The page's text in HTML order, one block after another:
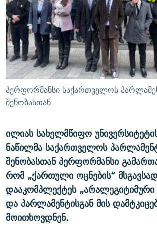
ᲛᲝᲚᲐᲞᲐᲠᲐᲙᲔ ᲢᲔᲥᲡᲢᲔᲑᲘ
ᲨᲘᲜ - ᲣᲪᲮᲝᲔᲗᲨᲘ
ᲚᲘᲢᲔᲠᲐᲢᲣᲠᲣᲚᲘ ᲬᲐᲮᲜᲐᲒᲔᲑᲘ
ᲐᲛᲔᲠᲘᲙᲣᲚᲘ ᲛᲝᲗᲮᲠᲝᲑᲐ
ᲘᲛᲞᲔᲠᲘᲐ ᲓᲐ ᲠᲐᲓᲘᲝ
ᲩᲔᲛᲘ ᲡᲘᲙᲕᲓᲘᲚᲘᲡ ᲛᲘᲖᲔᲖᲘᲐ COVID-19
11 ᲬᲔᲚᲘ - 11 ᲐᲛᲑᲐᲕᲘ
ᲡᲐᲞᲐᲠᲚᲐᲛᲔᲜᲢᲝ ᲐᲠᲩᲔᲕᲜᲔᲑᲘᲡ ᲘᲡᲢᲝᲠᲘᲐ
ᲑᲐᲕᲨᲕᲔᲑᲘ ᲞᲠᲝᲡᲢᲘᲢᲣᲪᲘᲐᲨᲘ - ᲐᲛᲝᲣᲗᲥᲛᲔᲚᲘ
5 ᲐᲛᲑᲐᲕᲘ - 20 ᲘᲕᲜᲘᲡᲡ ᲓᲐᲨᲐᲕᲔᲑᲣᲚᲔᲑᲘ
ᲐᲒᲕᲘᲡᲢᲝᲡ ᲝᲛᲘ
ᲒᲐᲛᲝᲘᲬᲔᲠᲔ
რთე/რთ-ის ყველა საიტი
პერფორმანსი საქართველოს
შენობასთან
ილიას სახელმწიფო
ნაწილმა საქართველოს
შენობასთან პერფორმანსი
რომ „ქართული ოცნების“
დააკომპლექტეს
და პარლამენტისგან მის
მოითხოვდნენ.